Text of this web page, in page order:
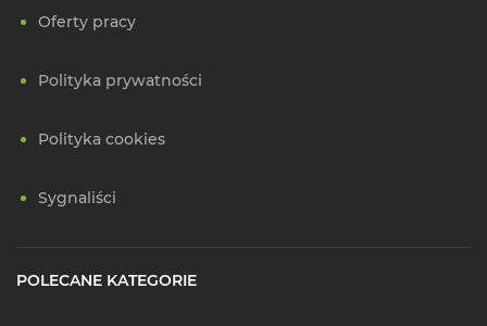
Oferty pracy
Polityka prywatności
Polityka cookies
Sygnaliści
POLECANE KATEGORIE